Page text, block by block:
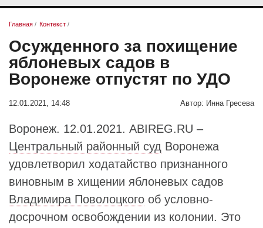
Главная / Контекст /
Осужденного за похищение
яблоневых садов в
Воронеже отпустят по УДО
12.01.2021, 14:48 Автор: Инна Гресева
Воронеж. 12.01.2021. ABIREG.RU –
Центральный районный суд Воронежа
удовлетворил ходатайство признанного
виновным в хищении яблоневых садов
Владимира Поволоцкого об условно-
досрочном освобождении из колонии. Это